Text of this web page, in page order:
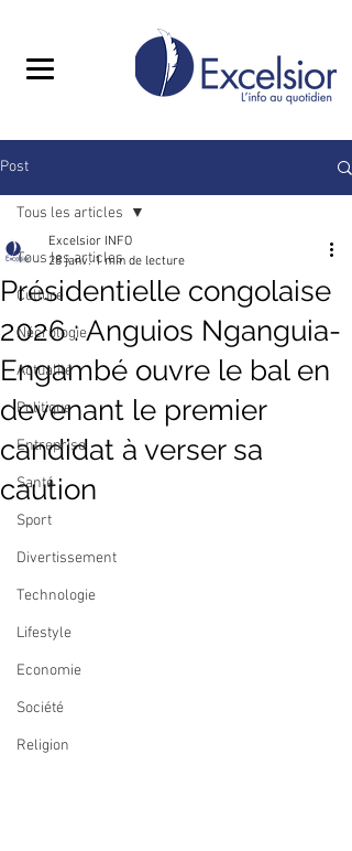
Post
Tous les articles
Culture
Nécrologie
Actualité
Politique
Entreprise
Santé
Sport
Divertissement
Technologie
Lifestyle
Economie
Société
Religion
Tous les articles
Présidentielle congolaise
2026 : Anguios Nganguia-
Engambé ouvre le bal en
devenant le premier
candidat à verser sa
caution
Excelsior INFO
28 janv. 1 min de lecture